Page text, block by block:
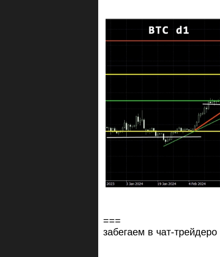
===
забегаем в чат-трейдеро